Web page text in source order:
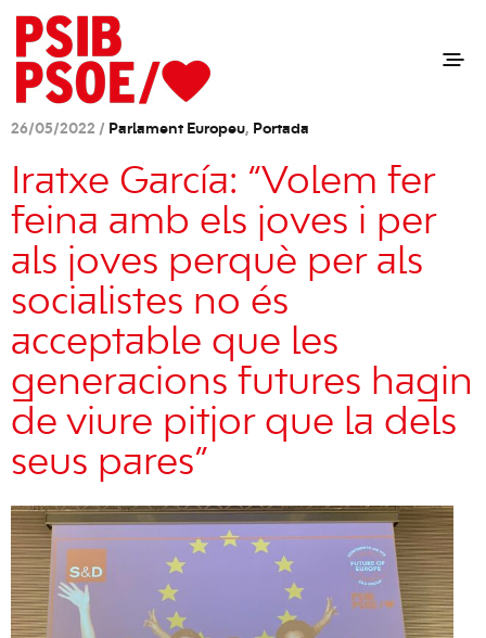
26/05/2022 / Parlament Europeu, Portada
Iratxe García: “Volem fer
feina amb els joves i per
als joves perquè per als
socialistes no és
acceptable que les
generacions futures hagin
de viure pitjor que la dels
seus pares”